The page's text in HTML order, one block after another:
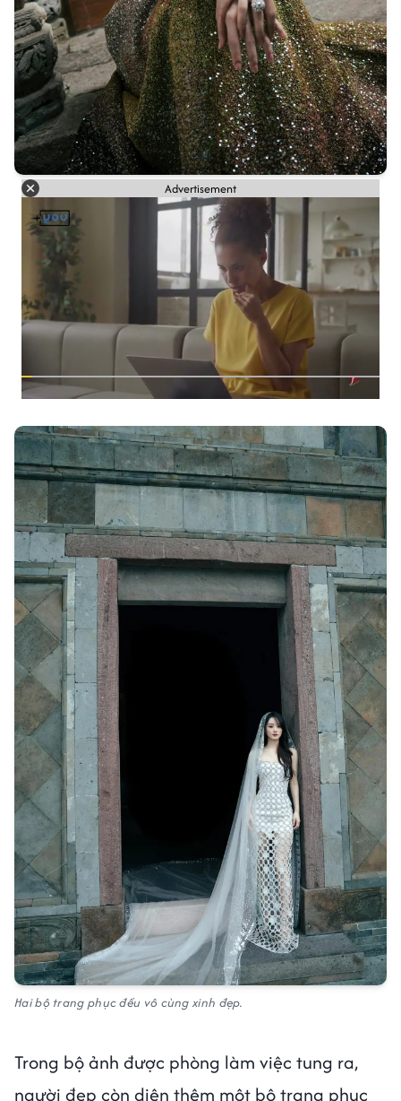
Advertisement
Hai bộ trang phục đều vô cùng xinh đẹp.
Trong bộ ảnh được phòng làm việc tung ra,
người đẹp còn diện thêm một bộ trang phục